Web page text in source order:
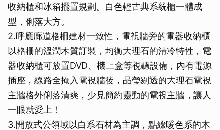
收納櫃和冰箱擺置規劃。白色輕古典系統櫃一體成
型，俐落大方。
2.呼應廊道格柵建材一致性，電視牆旁的電器收納櫃
以格柵的溫潤木質訂製，均衡大理石的清冷特性，電
器收納櫃可放置DVD、機上盒等視聽設備，內有電源
插座，線路全掩入電視牆後，晶瑩剔透的大理石電視
主牆格外俐落清爽，少見簡約靈動的電視主牆，讓人
一眼就愛上！
3.開放式公領域以白系石材為主調，點綴暖色系的木